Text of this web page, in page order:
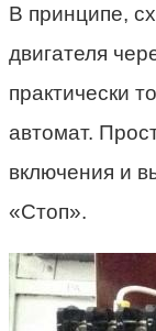
В принципе,
двигателя
практически
автомат.
включения и
«Стоп».